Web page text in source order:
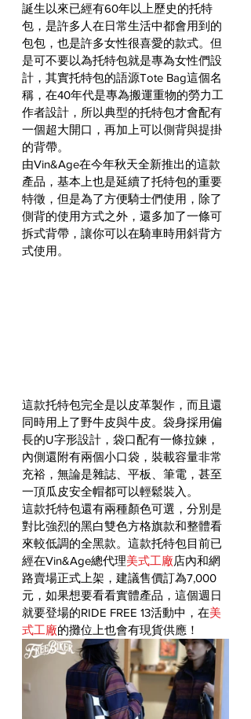
誕生以來已經有60年以上歷史的托特
包，是許多人在日常生活中都會用到的
包包，也是許多女性很喜愛的款式。但
是可不要以為托特包就是專為女性們設
計，其實托特包的語源Tote Bag這個名
稱，在40年代是專為搬運重物的勞力工
作者設計，所以典型的托特包才會配有
一個超大開口，再加上可以側背與提掛
的背帶。
由Vin&Age在今年秋天全新推出的這款
產品，基本上也是延續了托特包的重要
特徵，但是為了方便騎士們使用，除了
側背的使用方式之外，還多加了一條可
拆式背帶，讓你可以在騎車時用斜背方
式使用。
這款托特包完全是以皮革製作，而且還
同時用上了野牛皮與牛皮。袋身採用偏
長的U字形設計，袋口配有一條拉鍊，
內側還附有兩個小口袋，裝載容量非常
充裕，無論是雜誌、平板、筆電，甚至
一頂瓜皮安全帽都可以輕鬆裝入。
這款托特包還有兩種顏色可選，分別是
對比強烈的黑白雙色方格旗款和整體看
來較低調的全黑款。這款托特包目前已
經在Vin&Age總代理美式工廠店內和網
路賣場正式上架，建議售價訂為7,000
元，如果想要看看實體產品，這個週日
就要登場的RIDE FREE 13活動中，在美
式工廠的攤位上也會有現貨供應！